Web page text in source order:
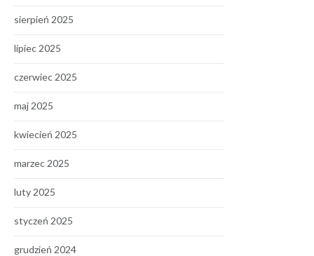
sierpień 2025
lipiec 2025
czerwiec 2025
maj 2025
kwiecień 2025
marzec 2025
luty 2025
styczeń 2025
grudzień 2024